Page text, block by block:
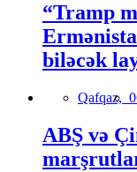
“Tramp
biləcək
Qafqaz,
ABŞ və